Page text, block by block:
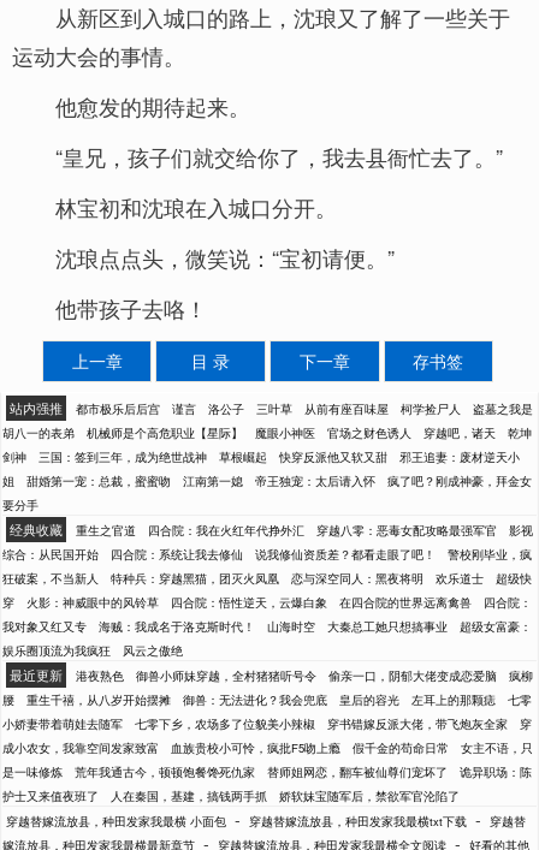
从新区到入城口的路上，沈琅又了解了一些关于
运动大会的事情。
他愈发的期待起来。
“皇兄，孩子们就交给你了，我去县衙忙去了。”
林宝初和沈琅在入城口分开。
沈琅点点头，微笑说：“宝初请便。”
他带孩子去咯！
上一章 目 录 下一章 存书签
站内强推 都市极乐后后宫 谨言 洛公子 三叶草 从前有座百味屋 柯学捡尸人
盗墓之我是
胡八一的表弟
机械师是个高危职业【星际】 魔眼小神医 官场之财色诱人 穿越吧，诸天
乾坤
剑神
三国：签到三年，成为绝世战神 草根崛起 快穿反派他又软又甜
邪王追妻：废材逆天小
姐
甜婚第一宠：总裁，蜜蜜吻 江南第一媳 帝王独宠：太后请入怀
疯了吧？刚成神豪，拜金女
要分手
经典收藏 重生之官道 四合院：我在火红年代挣外汇 穿越八零：恶毒女配攻略最强军官
影视
综合：从民国开始
四合院：系统让我去修仙 说我修仙资质差？都看走眼了吧！
警校刚毕业，疯
狂破案，不当新人
特种兵：穿越黑猫，团灭火凤凰 恋与深空同人：黑夜将明 欢乐道士
超级快
穿
火影：神威眼中的风铃草 四合院：悟性逆天，云爆白象 在四合院的世界远离禽兽
四合院：
我对象又红又专
海贼：我成名于洛克斯时代！ 山海时空 大秦总工她只想搞事业
超级女富豪：
娱乐圈顶流为我疯狂
风云之傲绝
最近更新 港夜熟色 御兽小师妹穿越，全村猪猪听号令 偷亲一口，阴郁大佬变成恋爱脑
疯柳
腰
重生千禧，从八岁开始摆摊 御兽：无法进化？我会兜底 皇后的容光 左耳上的那颗痣
七零
小娇妻带着萌娃去随军
七零下乡，农场多了位貌美小辣椒 穿书错嫁反派大佬，带飞炮灰全家
穿
成小农女，我靠空间发家致富
血族贵校小可怜，疯批F5吻上瘾 假千金的苟命日常
女主不语，只
是一味修炼
荒年我通古今，顿顿饱餐馋死仇家 替师姐网恋，翻车被仙尊们宠坏了
诡异职场：陈
护士又来值夜班了
人在秦国，基建，搞钱两手抓
娇软妹宝随军后，禁欲军官沦陷了
穿越替嫁流放县，种田发家我最横 小面包 - 穿越替嫁流放县，种田发家我最横txt下载 -
穿越替
嫁流放县，种田发家我最横最新章节 - 穿越替嫁流放县，种田发家我最横全文阅读 - 好看的其他